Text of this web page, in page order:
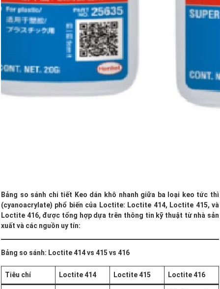
Bảng so sánh chi tiết Keo dán khô nhanh giữa ba loại keo tức thì
(cyanoacrylate) phổ biến của Loctite: Loctite 414, Loctite 415, và
Loctite 416, được tổng hợp dựa trên thông tin kỹ thuật từ nhà sản
xuất và các nguồn uy tín:
Bảng so sánh: Loctite 414 vs 415 vs 416
Tiêu chí Loctite 414 Loctite 415 Loctite 416